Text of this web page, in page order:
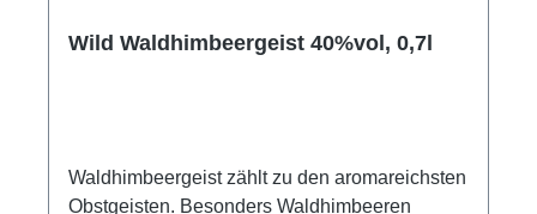
Wild Waldhimbeergeist 40%vol, 0,7l
Waldhimbeergeist zählt zu den aromareichsten
Obstgeisten. Besonders Waldhimbeeren